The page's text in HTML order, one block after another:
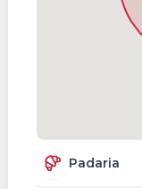
Padaria